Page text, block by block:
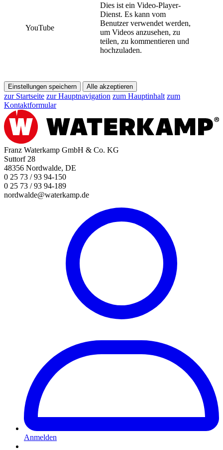
YouTube
Dies ist ein Video-Player-
Dienst. Es kann vom
Benutzer verwendet werden,
um Videos anzusehen, zu
teilen, zu kommentieren und
hochzuladen.
Einstellungen speichern Alle akzeptieren
zur Startseite zur Hauptnavigation zum Hauptinhalt zum
Kontaktformular
Franz Waterkamp GmbH & Co. KG
Suttorf 28
48356 Nordwalde, DE
0 25 73 / 93 94-150
0 25 73 / 93 94-189
nordwalde@waterkamp.de
Anmelden